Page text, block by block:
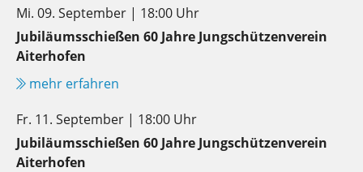
Mi. 09. September | 18:00 Uhr
Jubiläumsschießen 60 Jahre Jungschützenverein
Aiterhofen
mehr erfahren
Fr. 11. September | 18:00 Uhr
Jubiläumsschießen 60 Jahre Jungschützenverein
Aiterhofen